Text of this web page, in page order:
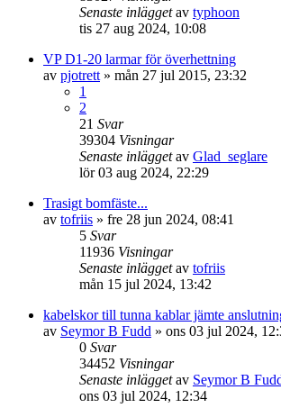
Senaste inläggetav typhoon
tis 27 aug 2024, 10:08
VP D1-20 larmar för överhettning
av pjotrett » mån 27 jul 2015, 23:32
1
2
21 Svar
39304 Visningar
Senaste inläggetav Glad_seglare
lör 03 aug 2024, 22:29
Trasigt bomfäste...
av tofriis » fre 28 jun 2024, 08:41
5 Svar
11936 Visningar
Senaste inläggetav tofriis
mån 15 jul 2024, 13:42
kabelskor till tunna kablar jämte
av Seymor B Fudd » ons 03 jul 2024,
0 Svar
34452 Visningar
Senaste inläggetav Seymor B
ons 03 jul 2024, 12:34